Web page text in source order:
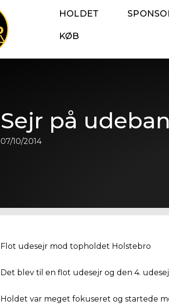
HOLDET
KØB
Sejr på
07/10/2014
Flot udesejr mod topholdet Holstebro
Det blev til en flot udesejr og den 4.
Holdet var meget fokuseret og startede